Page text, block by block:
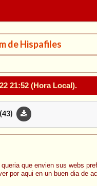
de Hispafiles
21:52 (Hora Local).
43)
que envien sus webs
por aqui en un buen dia de